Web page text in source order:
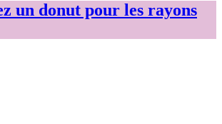
un donut pour les rayons